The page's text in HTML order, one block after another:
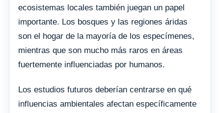
ecosistemas locales también juegan un papel
importante. Los bosques y las regiones áridas
son el hogar de la mayoría de los especímenes,
mientras que son mucho más raros en áreas
fuertemente influenciadas por humanos.
Los estudios futuros deberían centrarse en qué
influencias ambientales afectan específicamente